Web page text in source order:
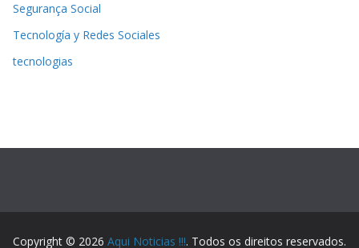
Segurança Social
Tecnología y Redes Sociales
tecnologias
Copyright © 2026 Aqui Noticias !!!. Todos os direitos reservados.